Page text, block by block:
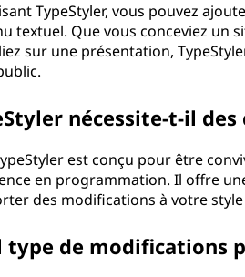
TypeStyler, vous pouvez
textuel. Que vous conceviez un
sur une présentation,
nécessite-t-il
est conçu pour être
en programmation. Il offre
des modifications à votre
type de modifications